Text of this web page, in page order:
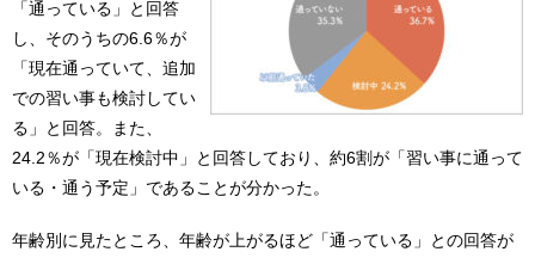
「通っている」と回答
し、そのうちの6.6％が
「現在通っていて、追加
での習い事も検討してい
る」と回答。また、
24.2％が「現在検討中」と回答しており、約6割が「習い事に通って
いる・通う予定」であることが分かった。
年齢別に見たところ、年齢が上がるほど「通っている」との回答が